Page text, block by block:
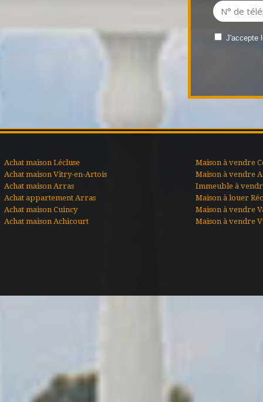
J'accepte
Achat maison Lécluse
Achat maison Vitry-en-Artois
Achat maison Arras
Achat appartement Arras
Achat maison Cuincy
Achat maison Achicourt
Maison à vendre
Maison à vendre
Immeuble à
Maison à louer
Maison à vendre
Maison à vendre